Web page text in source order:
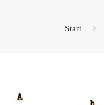
Start